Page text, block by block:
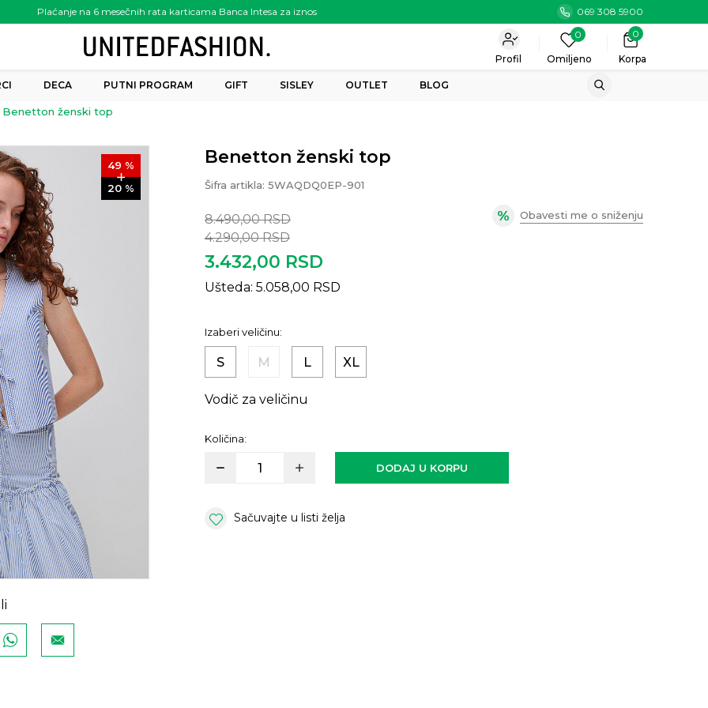
Plaćanje na 6 mesečnih rata karticama Banca Intesa za iznos
preko 6.000.00 rsd
069 308 5900
Korpa
0
0
Omiljeno
Profil
DECA PUTNI PROGRAM GIFT SISLEY OUTLET BLOG
Benetton ženski top
49 %
20 %
Benetton ženski top
Šifra artikla: 5WAQDQ0EP-901
8.490,00 RSD
4.290,00 RSD
3.432,00 RSD
Ušteda: 5.058,00 RSD
Obavesti me o sniženju
Izaberi veličinu:
S M L XL
Vodič za veličinu
Količina:
DODAJ U KORPU
Sačuvajte u listi želja